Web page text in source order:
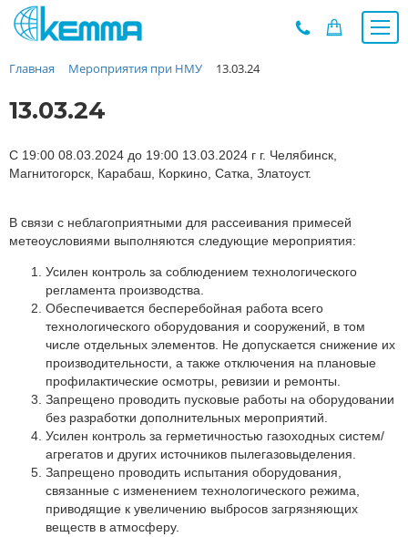
Каталог
О заводе
Новости
Контакты
Наши проекты
Мероприятия при НМУ
Предложения к зачёту
Подбор
Вакансии
Сертификаты
Партнеры
Личный кабинет
Корзина
Избранное
Главная Мероприятия при НМУ 13.03.24
13.03.24
С 19:00 08.03.2024 до 19:00 13.03.2024 г г. Челябинск,
Магнитогорск, Карабаш, Коркино, Сатка, Златоуст.
В связи с неблагоприятными для рассеивания примесей
метеоусловиями выполняются следующие мероприятия:
Усилен контроль за соблюдением технологического
регламента производства.
Обеспечивается бесперебойная работа всего
технологического оборудования и сооружений, в том
числе отдельных элементов. Не допускается снижение их
производительности, а также отключения на плановые
профилактические осмотры, ревизии и ремонты.
Запрещено проводить пусковые работы на оборудовании
без разработки дополнительных мероприятий.
Усилен контроль за герметичностью газоходных систем/
агрегатов и других источников пылегазовыделения.
Запрещено проводить испытания оборудования,
связанные с изменением технологического режима,
приводящие к увеличению выбросов загрязняющих
веществ в атмосферу.